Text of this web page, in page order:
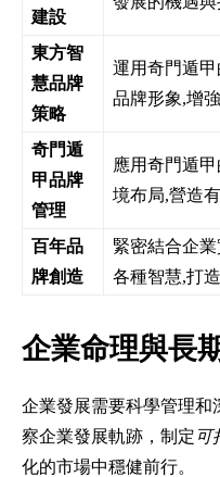
建設
東方智
慧品牌
策略
運用奇門遁
品牌形象,增
奇門遁
甲品牌
管理
應用奇門遁
境布局,營造
百年品
牌創造
緊密結合企
各種智慧,打
企業命理與長
企業發展需要科學管理和
察企業發展軌跡，制定 可
化的市場中穩健前行。